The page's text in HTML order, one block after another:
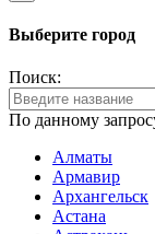
Выберите город
Поиск:
По данному
Алматы
Армавир
Архангельск
Астана